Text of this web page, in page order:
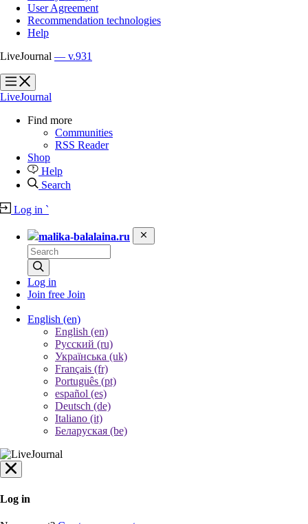
User Agreement
Recommendation technologies
Help
LiveJournal — v.931
?
?
LiveJournal
Find more
Communities
RSS Reader
Shop
Help
Search
Log in `
malika-balalaina.ru
Log in
Join free Join
English (en)
English (en)
Русский (ru)
Українська (uk)
Français (fr)
Português (pt)
español (es)
Deutsch (de)
Italiano (it)
Беларуская (be)
Log in